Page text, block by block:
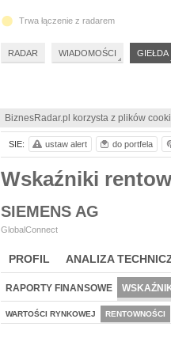
BiznesRadar.pl korzysta z plików
Wskaźniki
SIEMENS AG
GlobalConnect
PROFIL ANALIZA
RAPORTY FINANSOWE
WARTOŚCI RYNKOWEJ RENTOWNOŚCI
SIE: ustaw alert do portfela
1
Trwa łączenie z radarem
RADAR WIADOMOŚCI GIEŁDA